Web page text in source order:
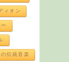
ィオン
伝統音楽